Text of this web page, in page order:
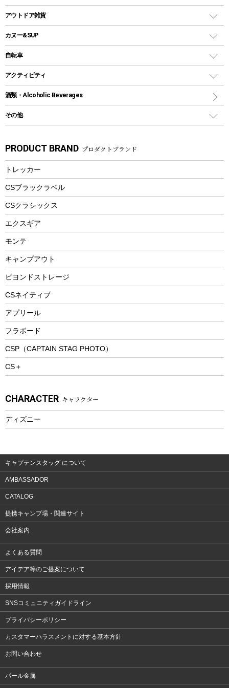
パラソル
テントアクセサリー
ペグ
グランドシート
ガイドロープ
ツール
鉄板、アミ
焚き火台&ストーブ
火起こし
バーベキューツール
クッカーセット
シェラカップ
クッキングツール
ナイフ
カトラリー
マグカップ、カップ
ステンレスボトル
フードボトル
トレー
ランチョンマット
ランチボックス
コップ付きタイプ
ワンタッチタイプ
プラスチックボトル
ディズニーボトル
クーラーバッグ
ウォータージャグ
保冷剤
アウトドアキャリー
アウトドア雑貨
バックパック&バッグ
リュック、バックパック
トートバッグ、サコッシュ
ショッピングキャリー
その他アウトドア雑貨
スプレー関係
ツール、他
カヌー&SUP
インフレータブル
カヤック
パドル
ヘルメット
エアーポンプ
アクセサリー
自転車
折りたたみ自転車
スポーツサイクル
シティサイクル
自転車ウェア
アクティビティ
マリン
ラッシュガード
パラソル
フローティングベスト
ヘルメット
エアーポンプ
ビーチテント
ウィンター
スノーシュー
防寒ウェア
トレッキング
トレッキングアクセサリー
プレイグッズ
ウェルネス
ウェア、タオル
ウェア
酒類・Alcoholic Beverages
その他
湯たんぽ
防災用品
PRODUCT BRAND プロダクトブランド
トレッカー
CSブラックラベル
CSクラシックス
エクスギア
モンテ
キャンプアウト
ビヨンドストレージ
CSネイティブ
アプリール
フラボード
CSP（CAPTAIN STAG PHOTO）
CS＋
CHARACTER キャラクター
ディズニー
キャプテンスタッグ について
AMBASSADOR
CATALOG
提携キャンプ場・関連サイト
会社案内
よくある質問
アイデア等のご提案について
採用情報
SNSコミュニティガイドライン
プライバシーポリシー
カスタマーハラスメントに対する基本方針
お問い合わせ
パール金属